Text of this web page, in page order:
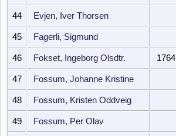
44 Evjen, Iver Thorsen
45 Fagerli, Sigmund
46 Fokset, Ingeborg Olsdtr. 1764
47 Fossum, Johanne Kristine
48 Fossum, Kristen Oddveig
49 Fossum, Per Olav